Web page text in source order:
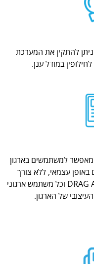
להתקין את המערכת
במודל ענן.
ה- Designer של מערכת PB Digital מאפשר למשתמשים בארגון
עצמאי, ללא צורך
בפיתוח. המערכת עובדת ב DRAG AND DROP וכל משתמש ארגוני
של הארגון.